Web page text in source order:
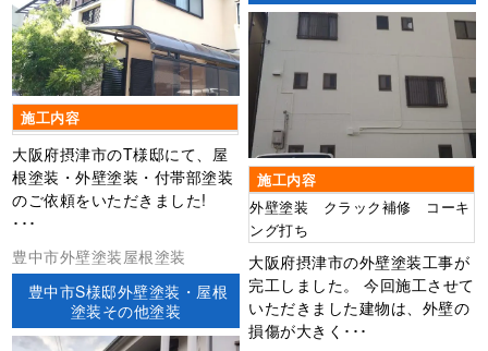
施工内容
大阪府摂津市のT様邸にて、屋
根塗装・外壁塗装・付帯部塗装
のご依頼をいただきました!
･･･
施工内容
外壁塗装 クラック補修 コーキ
ング打ち
大阪府摂津市の外壁塗装工事が
完工しました。 今回施工させて
いただきました建物は、外壁の
損傷が大きく･･･
豊中市外壁塗装屋根塗装
豊中市S様邸外壁塗装・屋根
塗装その他塗装